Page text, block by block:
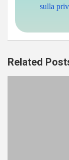
sulla
Related